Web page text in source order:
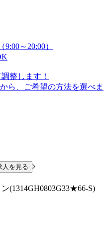
～20:00）
整します！
ら、ご希望の方法を選べま
人を見る
(1314GH0803G33★66-S)